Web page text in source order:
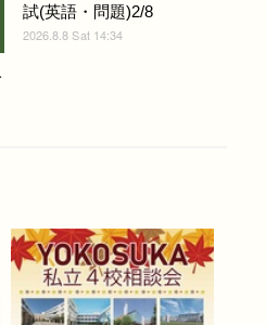
試(英語・問題)2/8
2026.8.8 Sat 14:34